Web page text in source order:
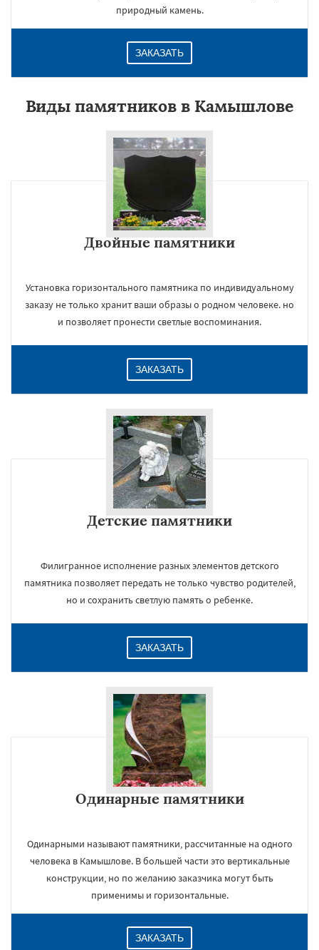
природный камень.
ЗАКАЗАТЬ
Виды памятников в Камышлове
Двойные памятники
Установка горизонтального памятника по индивидуальному
заказу не только хранит ваши образы о родном человеке. но
и позволяет пронести светлые воспоминания.
ЗАКАЗАТЬ
Детские памятники
Филигранное исполнение разных элементов детского
памятника позволяет передать не только чувство родителей,
но и сохранить светлую память о ребенке.
ЗАКАЗАТЬ
Одинарные памятники
Одинарными называют памятники, рассчитанные на одного
человека в Камышлове. В большей части это вертикальные
конструкции, но по желанию заказчика могут быть
применимы и горизонтальные.
ЗАКАЗАТЬ